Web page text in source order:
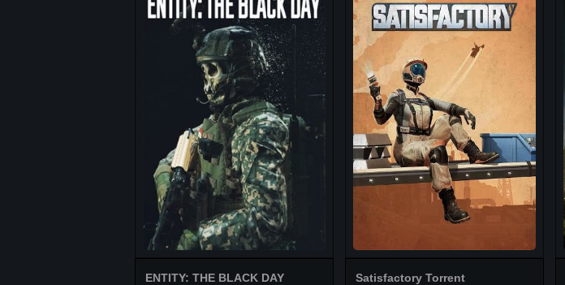
ENTITY: THE BLACK DAY
Satisfactory Torrent